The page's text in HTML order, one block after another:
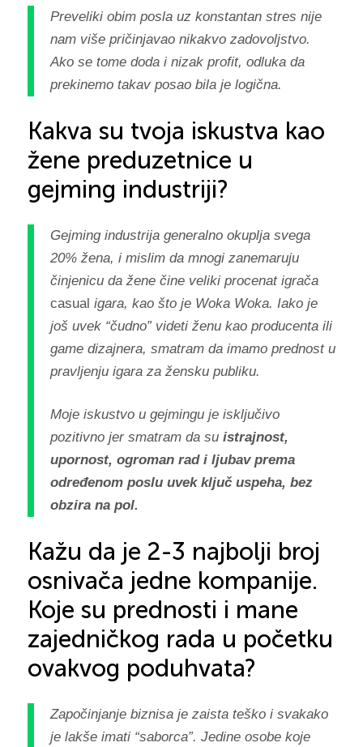
Preveliki obim posla uz konstantan stres nije
nam više pričinjavao nikakvo zadovoljstvo.
Ako se tome doda i nizak profit, odluka da
prekinemo takav posao bila je logična.
Kakva su tvoja iskustva kao
žene preduzetnice u
gejming industriji?
Gejming industrija generalno okuplja svega
20% žena, i mislim da mnogi zanemaruju
činjenicu da žene čine veliki procenat igrača
casual igara, kao što je Woka Woka. Iako je
još uvek “čudno” videti ženu kao producenta ili
game dizajnera, smatram da imamo prednost u
pravljenju igara za žensku publiku.
Moje iskustvo u gejmingu je isključivo
pozitivno jer smatram da suistrajnost,
upornost, ogroman rad i ljubav prema
određenom poslu uvek ključ uspeha, bez
obzira na pol.
Kažu da je 2-3 najbolji broj
osnivača jedne kompanije.
Koje su prednosti i mane
zajedničkog rada u početku
ovakvog poduhvata?
Započinjanje biznisa je zaista teško i svakako
je lakše imati “saborca”. Jedine osobe koje